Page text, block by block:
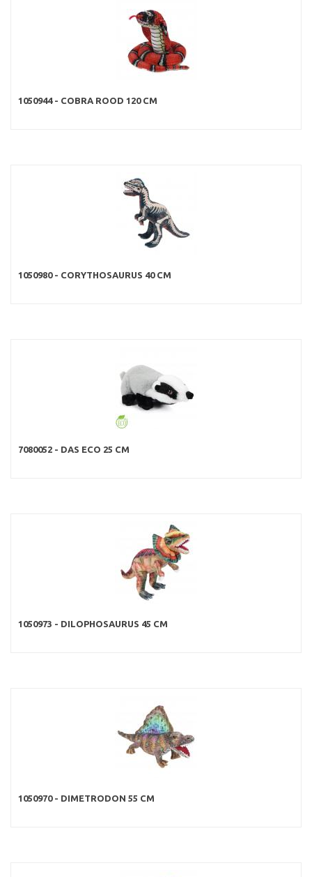
1050944 - COBRA ROOD 120 CM
1050980 - CORYTHOSAURUS 40 CM
7080052 - DAS ECO 25 CM
1050973 - DILOPHOSAURUS 45 CM
1050970 - DIMETRODON 55 CM